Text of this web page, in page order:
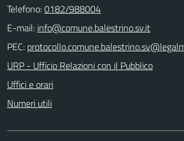
Telefono:0182/988004
E-mail:
PEC:
URP - Ufficio Relazioni con il Pubblico
Uffici e orari
Numeri utili